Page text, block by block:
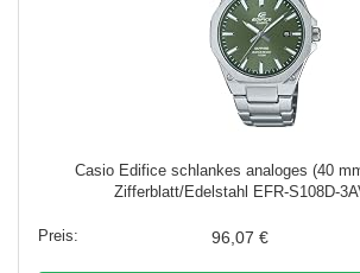
Casio Edifice schlankes analoges (40
Zifferblatt/Edelstahl EFR-S108D-
96,07 €